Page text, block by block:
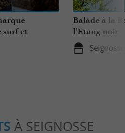
surf et
!
Balade à la
l’Etang noir
Seignosse
À SEIGNOSSE